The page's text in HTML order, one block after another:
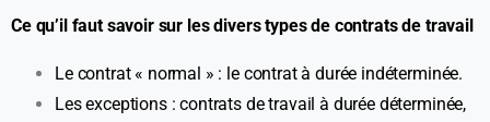
Ce qu’il faut savoir sur les divers types de contrats de travail
Le contrat « normal » : le contrat à durée indéterminée.
Les exceptions : contrats de travail à durée déterminée,